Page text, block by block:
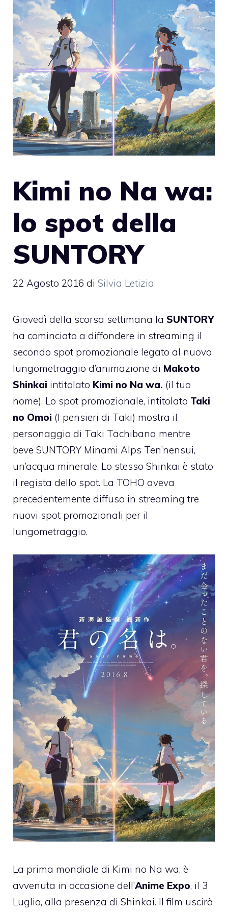
Kimi no Na wa:
lo spot della
SUNTORY
22 Agosto 2016 di Silvia Letizia
Giovedì della scorsa settimana la SUNTORY
ha cominciato a diffondere in streaming il
secondo spot promozionale legato al nuovo
lungometraggio d’animazione di Makoto
Shinkai intitolato Kimi no Na wa. (il tuo
nome). Lo spot promozionale, intitolato Taki
no Omoi (I pensieri di Taki) mostra il
personaggio di Taki Tachibana mentre
beve SUNTORY Minami Alps Ten’nensui,
un’acqua minerale. Lo stesso Shinkai è stato
il regista dello spot. La TOHO aveva
precedentemente diffuso in streaming tre
nuovi spot promozionali per il
lungometraggio.
La prima mondiale di Kimi no Na wa. è
avvenuta in occasione dell’Anime Expo, il 3
Luglio, alla presenza di Shinkai. Il film uscirà